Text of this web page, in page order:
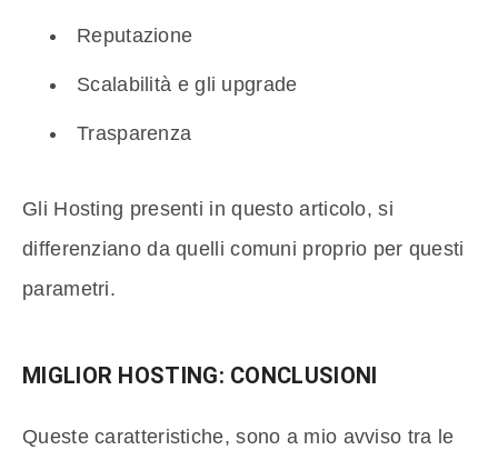
Reputazione
Scalabilità e gli upgrade
Trasparenza
Gli Hosting presenti in questo articolo, si
differenziano da quelli comuni proprio per questi
parametri.
MIGLIOR HOSTING: CONCLUSIONI
Queste caratteristiche, sono a mio avviso tra le